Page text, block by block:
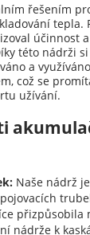
řešením
tepla.
účinnost
této nádrži
a využíváno
což se
užívání.
Naše nádrž
přizpůsobila
nádrže k